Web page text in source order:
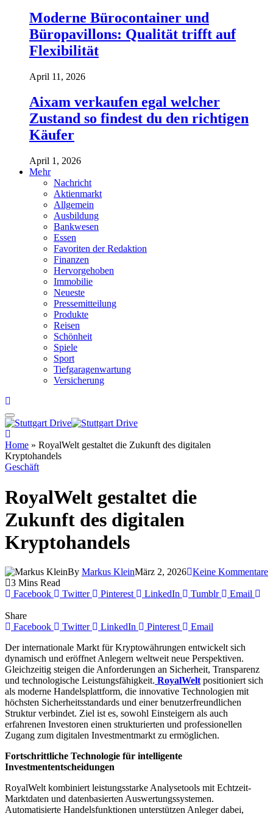
Moderne Bürocontainer und
Büropavillons: Qualität trifft auf
Flexibilität
April 11, 2026
Aixam verkaufen egal welcher
Zustand so findest du den richtigen
Käufer
April 1, 2026
Mehr
Nachricht
Aktienmarkt
Allgemein
Ausbildung
Bankwesen
Essen
Favoriten der Redaktion
Finanzen
Hervorgehoben
Immobilie
Neueste
Pressemitteilung
Produkte
Reisen
Schönheit
Spiele
Sport
Tiefgaragenwartung
Versicherung
Home » RoyalWelt gestaltet die Zukunft des digitalen
Kryptohandels
Geschäft
RoyalWelt gestaltet die
Zukunft des digitalen
Kryptohandels
By Markus KleinMärz 2, 2026 Keine Kommentare
3 Mins Read
Facebook
Twitter Pinterest LinkedIn Tumblr Email
Share
Facebook
Twitter LinkedIn Pinterest
Email
Der internationale Markt für Kryptowährungen entwickelt sich
dynamisch und eröffnet Anlegern weltweit neue Perspektiven.
Gleichzeitig steigen die Anforderungen an Sicherheit, Transparenz
und technologische Leistungsfähigkeit. RoyalWelt positioniert sich
als moderne Handelsplattform, die innovative Technologien mit
höchsten Sicherheitsstandards und einer benutzerfreundlichen
Struktur verbindet. Ziel ist es, sowohl Einsteigern als auch
erfahrenen Investoren einen strukturierten und professionellen
Zugang zum digitalen Investmentmarkt zu ermöglichen.
Fortschrittliche Technologie für intelligente
Investmententscheidungen
RoyalWelt kombiniert leistungsstarke Analysetools mit Echtzeit-
Marktdaten und datenbasierten Auswertungssystemen.
Automatisierte Handelsfunktionen unterstützen Anleger dabei,